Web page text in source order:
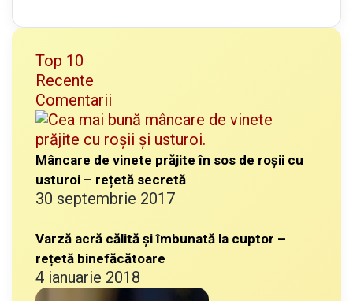
Top 10
Recente
Comentarii
Mâncare de vinete prăjite în sos de roșii cu
usturoi – rețetă secretă
30 septembrie 2017
Varză acră călită și îmbunată la cuptor –
rețetă binefăcătoare
4 ianuarie 2018